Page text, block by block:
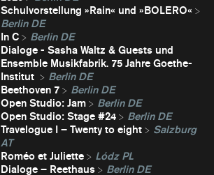
Schulvorstellung »Rain« und »BOLERO«
Berlin DE
In C
Berlin DE
Dialoge - Sasha Waltz & Guests und
Ensemble Musikfabrik. 75 Jahre Goethe-
Institut
Berlin DE
Beethoven 7
Berlin DE
Open Studio: Jam
Berlin DE
Open Studio: Stage #24
Berlin DE
Travelogue I – Twenty to eight
Salzburg
AT
Roméo et Juliette
Lódz PL
Dialoge – Reethaus
Berlin DE